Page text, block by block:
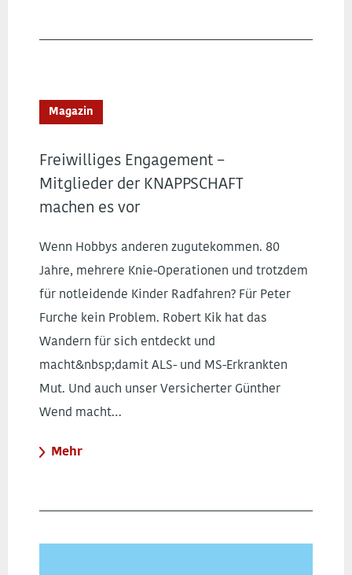
Magazin
Freiwilliges Engagement –
Mitglieder der KNAPPSCHAFT
machen es vor
Wenn Hobbys anderen zugutekommen. 80
Jahre, mehrere Knie-Operationen und trotzdem
für notleidende Kinder Radfahren? Für Peter
Furche kein Problem. Robert Kik hat das
Wandern für sich entdeckt und
macht&nbsp;damit ALS- und MS-Erkrankten
Mut. Und auch unser Versicherter Günther
Wend macht…
Mehr